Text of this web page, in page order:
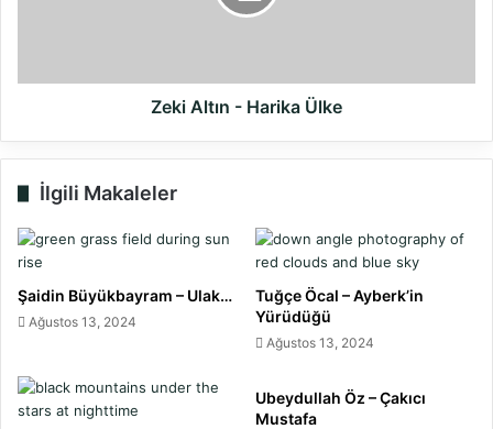
Zeki Altın - Harika Ülke
İlgili Makaleler
Şaidin Büyükbayram – Ulak…
Ağustos 13, 2024
Tuğçe Öcal – Ayberk’in
Yürüdüğü
Ağustos 13, 2024
Ubeydullah Öz – Çakıcı
Mustafa